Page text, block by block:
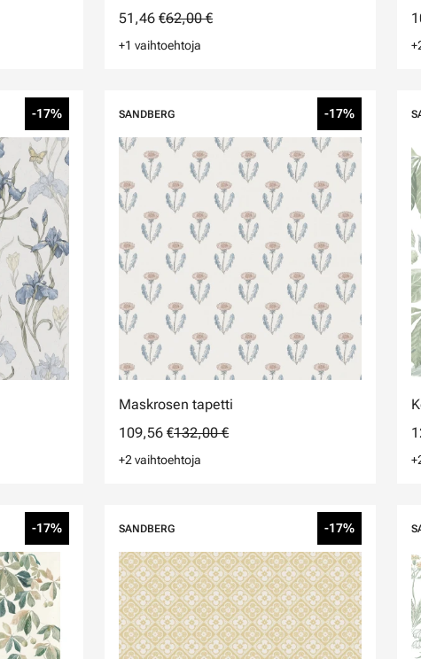
51,46 €62,00 €
+1 vaihtoehtoja
-17% SANDBERG -17%
Maskrosen tapetti
109,56 €132,00 €
+2 vaihtoehtoja
-17% SANDBERG -17%